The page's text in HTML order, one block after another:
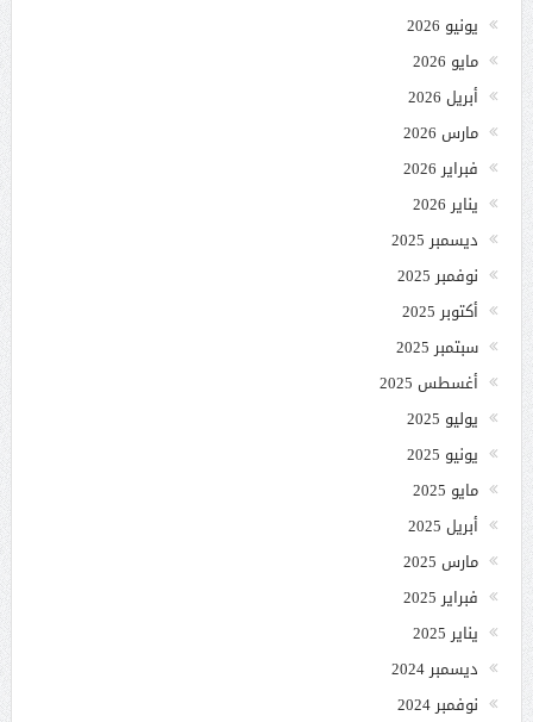
يونيو 2026
مايو 2026
أبريل 2026
مارس 2026
فبراير 2026
يناير 2026
ديسمبر 2025
نوفمبر 2025
أكتوبر 2025
سبتمبر 2025
أغسطس 2025
يوليو 2025
يونيو 2025
مايو 2025
أبريل 2025
مارس 2025
فبراير 2025
يناير 2025
ديسمبر 2024
نوفمبر 2024